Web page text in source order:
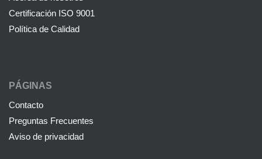
Certificación ISO 9001
Política de Calidad
PÁGINAS
Contacto
Preguntas Frecuentes
Aviso de privacidad